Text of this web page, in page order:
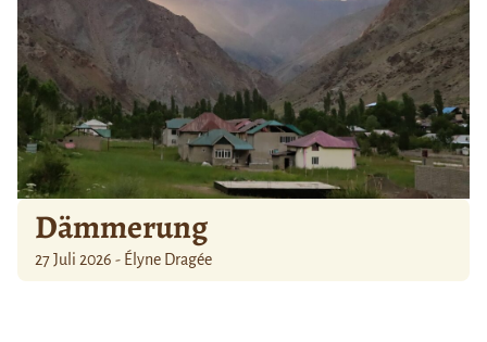
Dämmerung
27 Juli 2026 - Élyne Dragée